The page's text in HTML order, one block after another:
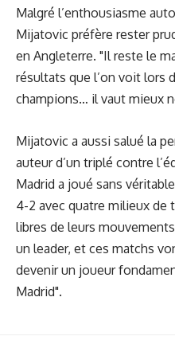
Malgré l’enthousiasme
Mijatovic préfère rester
en Angleterre. "Il reste le
résultats que l’on voit lors
champions… il vaut mieux
Mijatovic a aussi salué la
auteur d’un triplé contre
Madrid a joué sans
4-2 avec quatre milieux de
libres de leurs
un leader, et ces matchs
devenir un joueur
Madrid".